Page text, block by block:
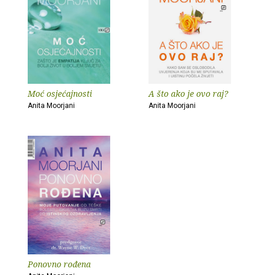
Moć osjećajnosti
Anita Moorjani
A što ako je ovo raj?
Anita Moorjani
Ponovno rođena